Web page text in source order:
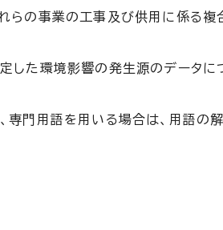
らの事業の工事及び供用に係る複
した環境影響の発生源のデータに
専門用語を用いる場合は、用語の